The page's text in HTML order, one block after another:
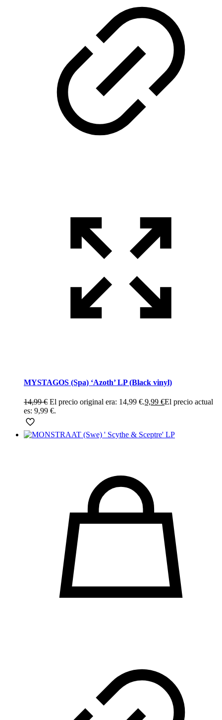
MYSTAGOS (Spa) ‘Azoth’ LP (Black vinyl)
14,99€ El precio original era: 14,99 €.9,99 €El precio actual
es: 9,99 €.